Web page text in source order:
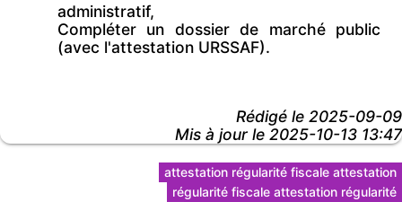
administratif,
Compléter un dossier de marché public
(avec l'attestation URSSAF).
Rédigé le 2025-09-09
Mis à jour le 2025-10-13 13:47
attestation régularité fiscale attestation
régularité fiscale attestation régularité